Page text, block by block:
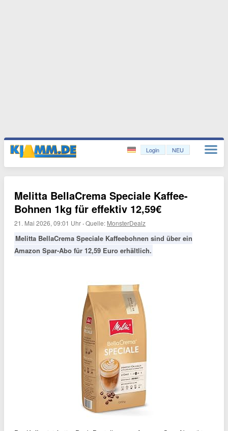
Login NEU
Melitta BellaCrema Speciale Kaffee-
Bohnen 1kg für effektiv 12,59€
21. Mai 2026, 09:01 Uhr ·Quelle: MonsterDealz
Melitta BellaCrema Speciale Kaffeebohnen sind über ein
Amazon Spar-Abo für 12,59 Euro erhältlich.